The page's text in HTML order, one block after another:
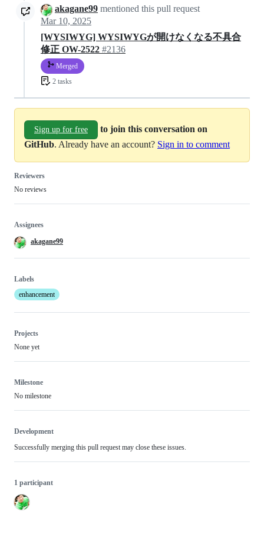
akagane99 mentioned this pull request
Mar 10, 2025
[WYSIWYG] WYSIWYGが開けなくなる不具合
修正 OW-2522 #2136
Merged
2 tasks
Sign up for free
to join this conversation on
GitHub. Already have an account? Sign in to comment
Reviewers
No reviews
Assignees
akagane99
Labels
enhancement
Projects
None yet
Milestone
No milestone
Development
Successfully merging this pull request may close these issues.
1 participant